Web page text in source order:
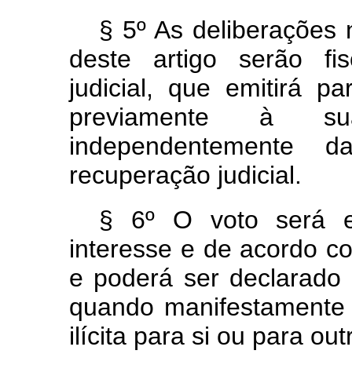
§ 5º As
deste artigo serão
judicial, que emitirá
previamente à
recuperação judicial.
§ 6º O voto será
interesse e de acordo
e poderá ser
quando
ilícita para si ou para